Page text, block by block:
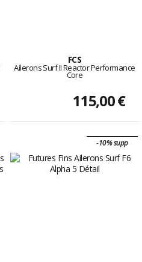
FCS
Ailerons Surf II Reactor Performance
Core
115,00 €
-10% supp